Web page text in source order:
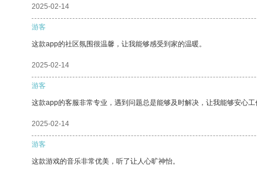
2025-02-14
游客
这款app的社区氛围很温馨，让我能够感受到家的温暖。
2025-02-14
游客
这款app的客服非常专业，遇到问题总是能够及时解决，让我能够安心工
2025-02-14
游客
这款游戏的音乐非常优美，听了让人心旷神怡。